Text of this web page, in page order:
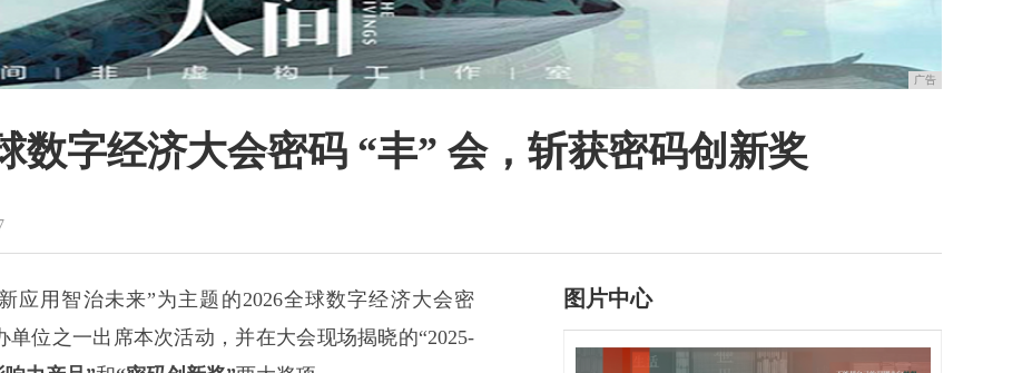
广告
数字经济大会密码 “丰” 会，斩获密码创新奖
用智治未来”为主题的2026全球数字经济大会密
位之一出席本次活动，并在大会现场揭晓的“2025-
图片中心